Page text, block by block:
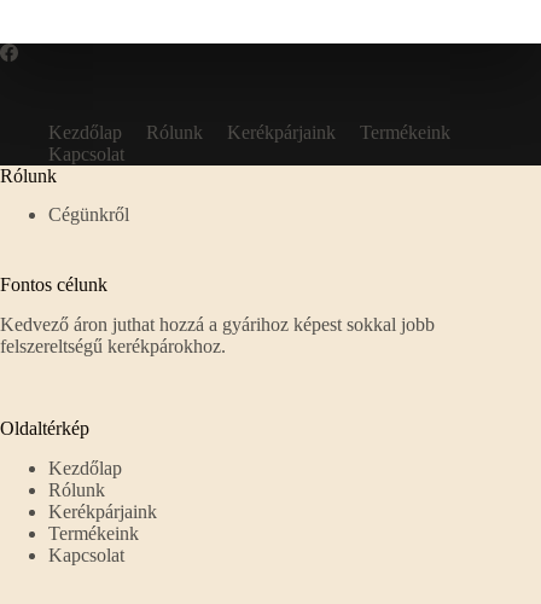
Kezdőlap Rólunk Kerékpárjaink
Termékeink
Kapcsolat
Rólunk
Cégünkről
Fontos célunk
Kedvező áron juthat hozzá a gyárihoz képest sokkal jobb
felszereltségű kerékpárokhoz.
Oldaltérkép
Kezdőlap
Rólunk
Kerékpárjaink
Termékeink
Kapcsolat